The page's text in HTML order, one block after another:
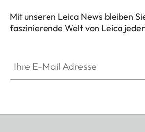
Mit unseren Leica News bleiben
faszinierende Welt von Leica